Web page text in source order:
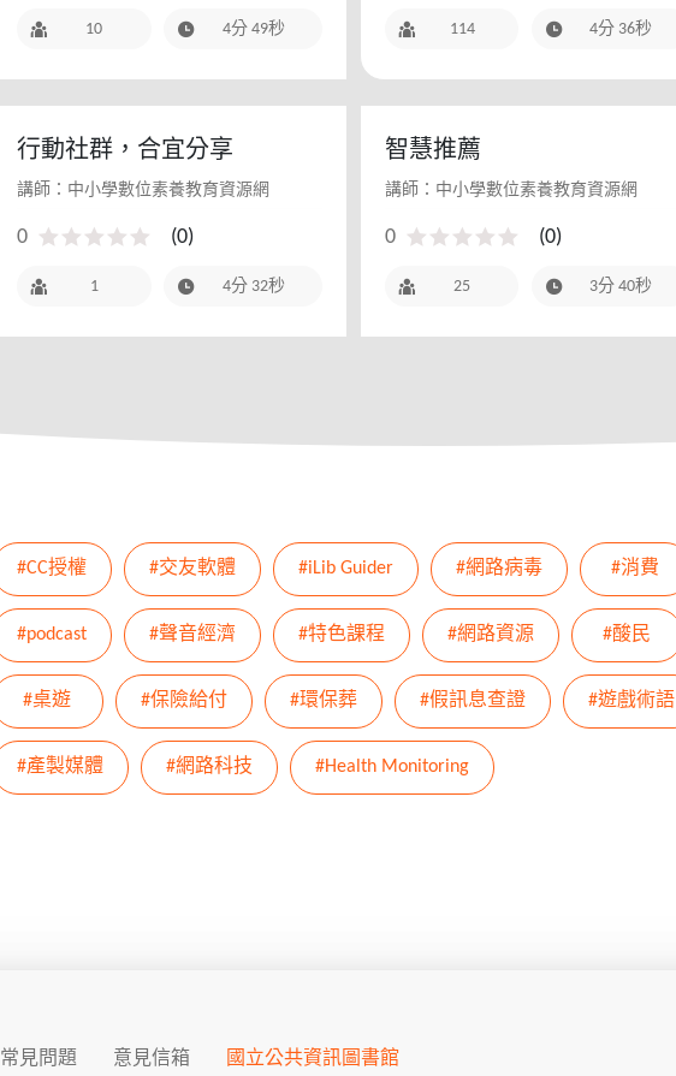
10 4分 49秒 114 4分 36秒
行動社群，合宜分享
講師：中小學數位素養教育資源網
0 (0)
1 4分 32秒
智慧推薦
講師：中小學數位素養教育資源網
0 (0)
25 3分 40秒
#CC授權 #交友軟體 #iLib Guider #網路病毒 #消費
#podcast #聲音經濟 #特色課程 #網路資源 #酸民
#桌遊 #保險給付 #環保葬 #假訊息查證 #遊戲術語
#產製媒體 #網路科技 #Health Monitoring
常見問題 意見信箱 國立公共資訊圖書館